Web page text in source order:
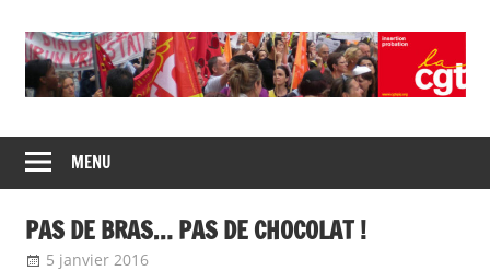
content
CGT
insertion
probation
de
syndicats
CGT
insertion
probation
MENU
PAS DE BRAS… PAS DE CHOCOLAT !
5 janvier 2016